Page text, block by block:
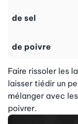
de sel
de poivre
Faire rissoler les
laisser tiédir un
mélanger avec
poivrer.